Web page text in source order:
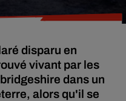
disparu en
vivant par les
dans un
alors qu'il se